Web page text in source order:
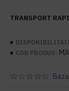
TRANSPORT
COD PRODUS: